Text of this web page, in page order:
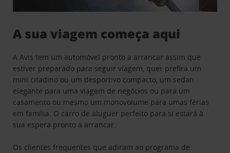
A sua viagem começa aqui
A Avis tem um automóvel pronto a arrancar assim que
estiver preparado para seguir viagem, quer prefira um
mini citadino ou um desportivo compacto, um sedan
elegante para uma viagem de negócios ou para um
casamento ou mesmo um monovolume para umas férias
em família. O carro de aluguer perfeito para si estará à
sua espera pronto a arrancar.
Os clientes frequentes que adiram ao programa de